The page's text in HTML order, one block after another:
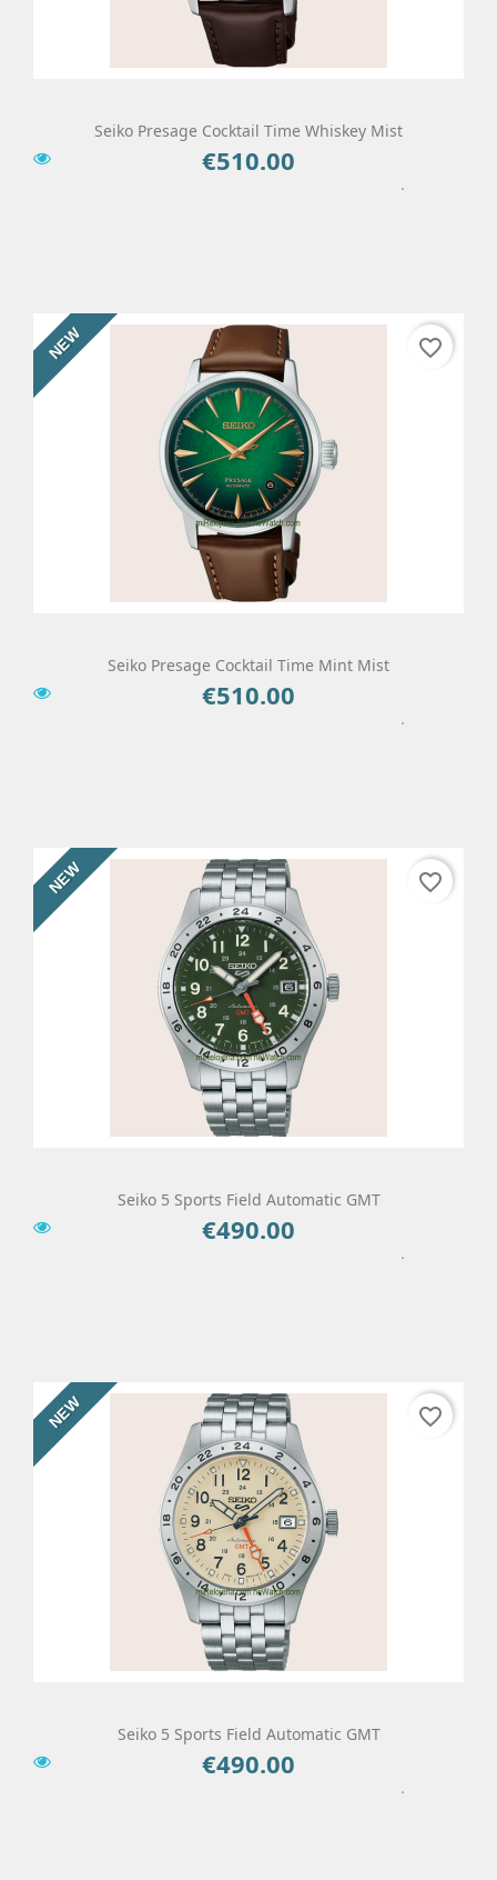
Seiko Presage Cocktail Time Whiskey Mist
Price
€510.00
Seiko Presage Cocktail Time Mint Mist
Price
€510.00
NEW favorite_border
Seiko 5 Sports Field Automatic GMT
Price
€490.00
NEW favorite_border
Seiko 5 Sports Field Automatic GMT
Price
€490.00
NEW favorite_border